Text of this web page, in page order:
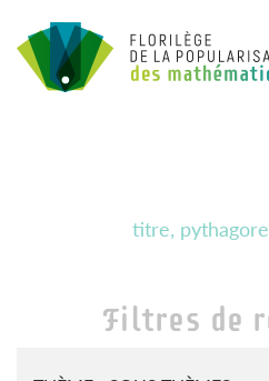
Filtres de